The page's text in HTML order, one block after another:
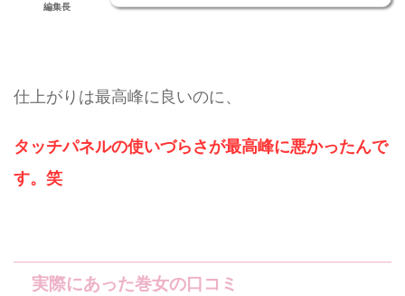
編集長
仕上がりは最高峰に良いのに、
タッチパネルの使いづらさが最高峰に悪かったんで
す。笑
実際にあった巻女の口コミ